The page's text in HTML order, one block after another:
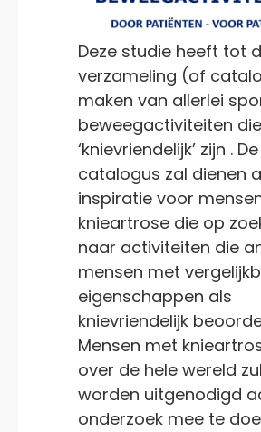
Deze studie heeft tot
verzameling (of
maken van allerlei
beweegactiviteiten die
‘knievriendelijk’ zijn . De
catalogus zal dienen
inspiratie voor
knieartrose die op
naar activiteiten die
mensen met
eigenschappen als
knievriendelijk
Mensen met
over de hele wereld
worden uitgenodigd
onderzoek mee te